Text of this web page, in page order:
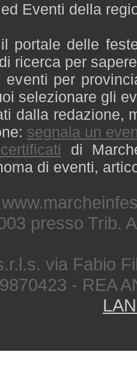
Eventi della
portale delle
ricerca per
eventi per
selezionare gli
dalla redazione,
segnala un
di
di eventi,
presso Trib.
via Fabio
- REA